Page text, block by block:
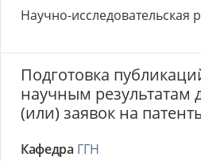
Научно-исследовательская
Подготовка
научным результатам
(или) заявок на
Кафедра ГГН